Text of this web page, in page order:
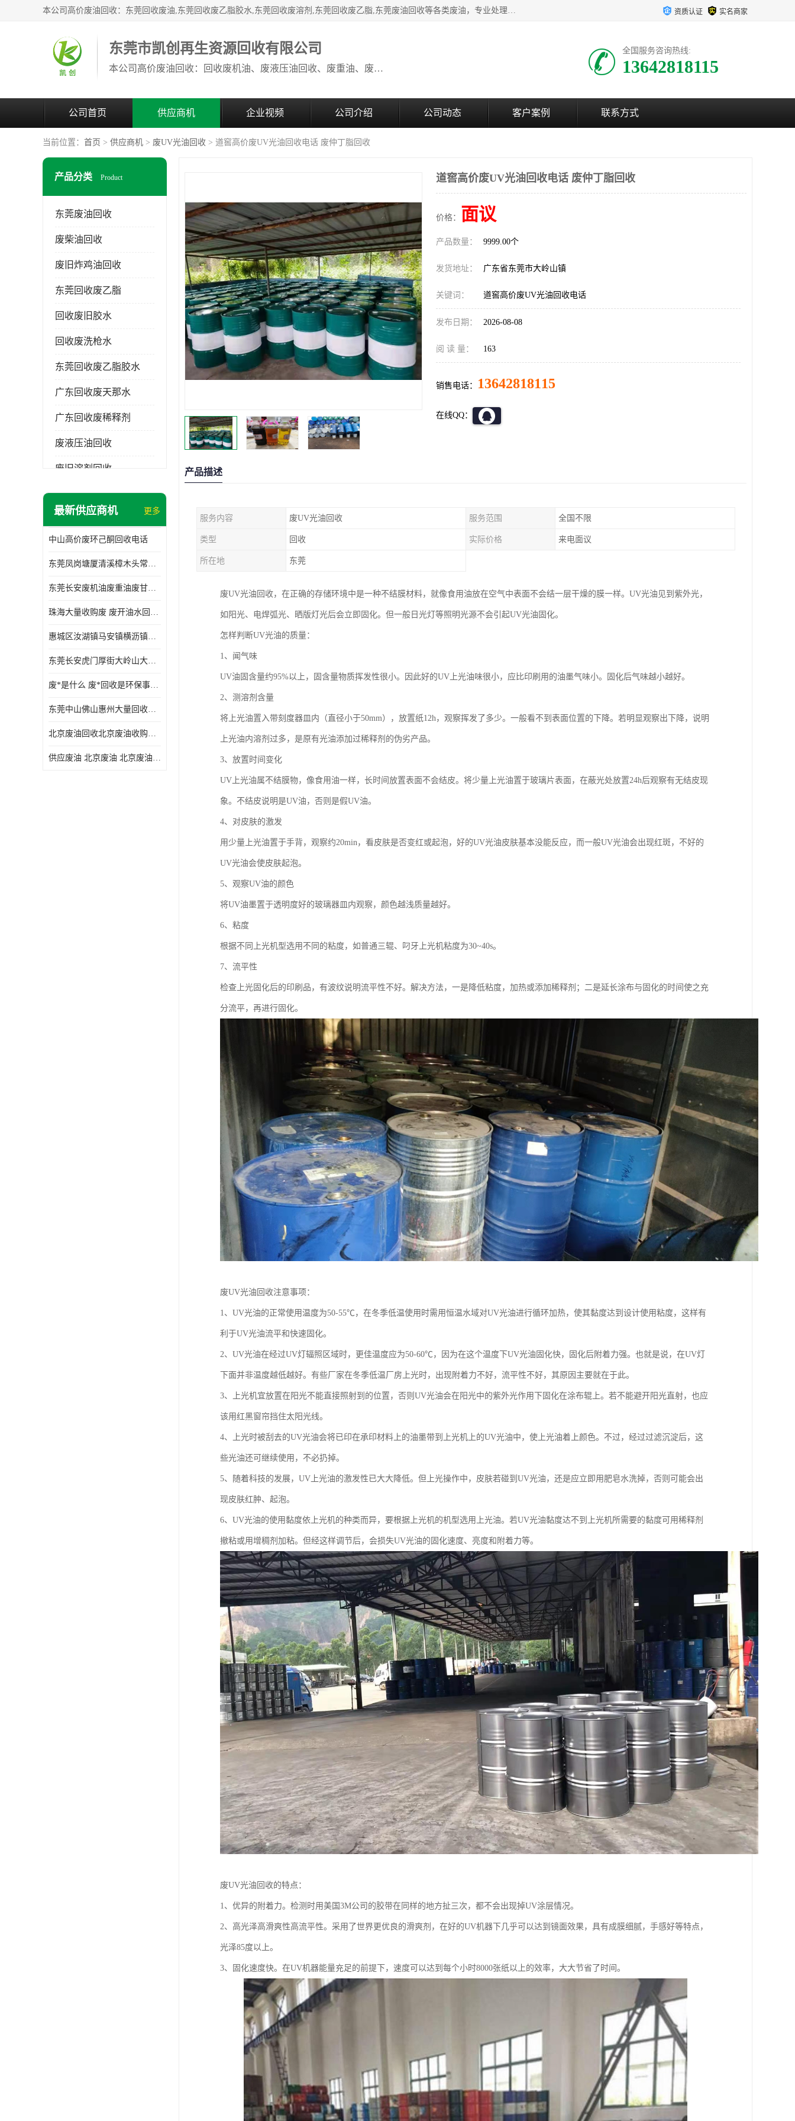
本公司高价废油回收：东莞回收废油,东莞回收废乙脂胶水,东莞回收废溶剂,东莞回收废乙脂,东莞废油回收等各类废油，专业处理从事化工产品研发与销售的综合型高科技服务性企业。我公司自成立以来，一直秉承“科技创新，立足诚信，感恩于心”的理念，力求设计与客户合作共赢的局面。在广大新老客户的大力支持下，我公司员工经过不懈努力，公司已快速发展成为国内知名化工企业。 资质认证 实名商家
东莞市凯创再生资源回收有限公司
本公司高价废油回收：回收废机油、废液压油回收、废重油、废食用油回收、废导热油、废、废油漆、废UV光油、废清、废白矿油、废变压器油
全国服务咨询热线:
13642818115
公司首页 供应商机 企业视频 公司介绍 公司动态 客户案例 联系方式
当前位置： 首页 > 供应商机 > 废UV光油回收 > 道窖高价废UV光油回收电话 废仲丁脂回收
产品分类 Product
东莞废油回收
废柴油回收
废旧炸鸡油回收
东莞回收废乙脂
回收废旧胶水
回收废洗枪水
东莞回收废乙脂胶水
广东回收废天那水
广东回收废稀释剂
废液压油回收
废旧溶剂回收
东莞回收废溶剂
废三氯乙烯回收
废混合溶剂回收
最新供应商机 更多
中山高价废环己酮回收电话
东莞凤岗塘厦清溪樟木头常平废液压油 废火花机油 废 废切削油 废齿轮油 废导轨油 废螺杆油
东莞长安废机油废重油废甘油废矿物油废燃料油废废润滑油废火花机油废油废齿轮油
珠海大量收购废 废开油水回收废酒精废废乙酯胶水废洗枪水废开油水废二废三氯丁脂乙脂废甲
惠城区汝湖镇马安镇横沥镇芦洲镇 惠阳新圩镇镇镇沙田镇废机油废液压油废润滑油废废火花机油废白电油废废齿轮油废白矿油废变压器油废燃料油
东莞长安虎门厚街大岭山大量回收废开油水废洗枪水废稀释剂
废*是什么 废*回收是环保事业吗
东莞中山佛山惠州大量回收废机油，废液压油，废润滑油，废，废火花机油，废白电油，废，废齿轮油，废白矿油，废变压器油，废燃料油，废切削油
北京废油回收北京废油收购再生注意的事项
供应废油 北京废油 北京废油回收 废油收购
道窖高价废UV光油回收电话 废仲丁脂回收
价格： 面议
产品数量： 9999.00个
发货地址： 广东省东莞市大岭山镇
关键词： 道窖高价废UV光油回收电话
发布日期： 2026-08-08
阅 读 量： 163
销售电话： 13642818115
在线QQ：
产品描述
服务内容 废UV光油回收 服务范围 全国不限
类型 回收 实际价格 来电面议
所在地 东莞
废UV光油回收，在正确的存储环境中是一种不结膜材料，就像食用油放在空气中表面不会结一层干燥的膜一样。UV光油见到紫外光，
如阳光、电焊弧光、晒版灯光后会立即固化。但一般日光灯等照明光源不会引起UV光油固化。
怎样判断UV光油的质量：
1、闻气味
UV油固含量约95%以上，固含量物质挥发性很小。因此好的UV上光油味很小，应比印刷用的油墨气味小。固化后气味越小越好。
2、测溶剂含量
将上光油置入带刻度器皿内（直径小于50mm），放置纸12h，观察挥发了多少。一般看不到表面位置的下降。若明显观察出下降，说明
上光油内溶剂过多，是原有光油添加过稀释剂的伪劣产品。
3、放置时间变化
UV上光油属不结膜物，像食用油一样，长时间放置表面不会结皮。将少量上光油置于玻璃片表面，在蔽光处放置24h后观察有无结皮现
象。不结皮说明是UV油，否则是假UV油。
4、对皮肤的激发
用少量上光油置于手背，观察约20min，看皮肤是否变红或起泡，好的UV光油皮肤基本没能反应，而一般UV光油会出现红斑，不好的
UV光油会使皮肤起泡。
5、观察UV油的颜色
将UV油墨置于透明度好的玻璃器皿内观察，颜色越浅质量越好。
6、粘度
根据不同上光机型选用不同的粘度，如普通三辊、叼牙上光机粘度为30~40s。
7、流平性
检查上光固化后的印刷品，有波纹说明流平性不好。解决方法，一是降低粘度，加热或添加稀释剂；二是延长涂布与固化的时间使之充
分流平，再进行固化。
废UV光油回收注意事项：
1、UV光油的正常使用温度为50-55℃，在冬季低温使用时需用恒温水域对UV光油进行循环加热，使其黏度达到设计使用粘度，这样有
利于UV光油流平和快速固化。
2、UV光油在经过UV灯辐照区域时，更佳温度应为50-60℃，因为在这个温度下UV光油固化快，固化后附着力强。也就是说，在UV灯
下面并非温度越低越好。有些厂家在冬季低温厂房上光时，出现附着力不好，流平性不好，其原因主要就在于此。
3、上光机宜放置在阳光不能直接照射到的位置，否则UV光油会在阳光中的紫外光作用下固化在涂布辊上。若不能避开阳光直射，也应
该用红黑窗帘挡住太阳光线。
4、上光时被刮去的UV光油会将已印在承印材料上的油墨带到上光机上的UV光油中，使上光油着上颜色。不过，经过过滤沉淀后，这
些光油还可继续使用，不必扔掉。
5、随着科技的发展，UV上光油的激发性已大大降低。但上光操作中，皮肤若碰到UV光油，还是应立即用肥皂水洗掉，否则可能会出
现皮肤红肿、起泡。
6、UV光油的使用黏度依上光机的种类而异，要根据上光机的机型选用上光油。若UV光油黏度达不到上光机所需要的黏度可用稀释剂
撤粘或用增稠剂加粘。但经这样调节后，会损失UV光油的固化速度、亮度和附着力等。
废UV光油回收的特点：
1、优异的附着力。检测时用美国3M公司的胶带在同样的地方扯三次，都不会出现掉UV涂层情况。
2、高光泽高滑爽性高流平性。采用了世界更优良的滑爽剂，在好的UV机器下几乎可以达到镜面效果，具有成膜细腻，手感好等特点，
光泽85度以上。
3、固化速度快。在UV机器能量充足的前提下，速度可以达到每个小时8000张纸以上的效率，大大节省了时间。